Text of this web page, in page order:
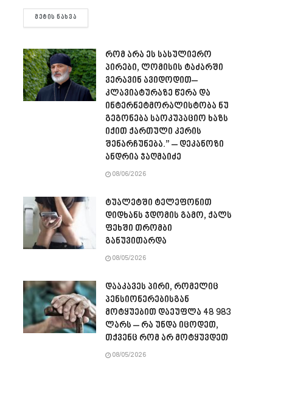
ᲛᲔᲢᲘᲡ ᲜᲐᲮᲕᲐ
რომ არა ეს სასულიერო
პირები, ლომისის ტაძარში
ვერავინ ავიდოდით–
კლავიატურაზე წერა და
ინტერნეტმორალისტობა ნუ
გეგონება საოკუპაციო ხაზს
იქით ქართული კერის
შენარჩუნება.” – დეკანოზი
ანდრია ჯაღმაიძე
08/06/2026
ტუალეტში ტელეფონით
დიდხანს ჯდომის გამო, ქალს
ფეხში თრომბი
განუვითარდა
08/05/2026
დააკავეს პირი, რომელიც
პენსიონერებისგან
მოტყუებით დაეუფლა 48 983
ლარს – რა უნდა იცოდეთ,
თქვენც რომ არ მოტყუვდეთ
08/05/2026